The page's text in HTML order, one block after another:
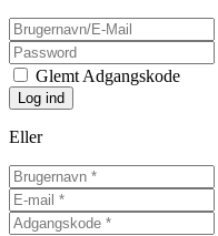
Glemt Adgangskode
Eller